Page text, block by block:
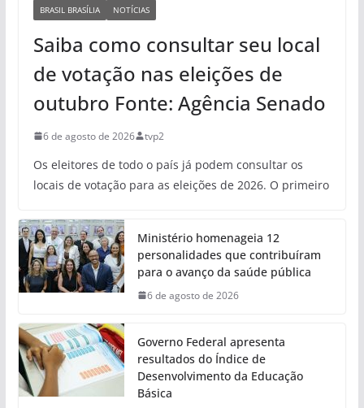
BRASIL BRASÍLIA NOTÍCIAS
Saiba como consultar seu local
de votação nas eleições de
outubro Fonte: Agência Senado
6 de agosto de 2026 tvp2
Os eleitores de todo o país já podem consultar os
locais de votação para as eleições de 2026. O primeiro
Ministério homenageia 12
personalidades que contribuíram
para o avanço da saúde pública
6 de agosto de 2026
Governo Federal apresenta
resultados do Índice de
Desenvolvimento da Educação
Básica